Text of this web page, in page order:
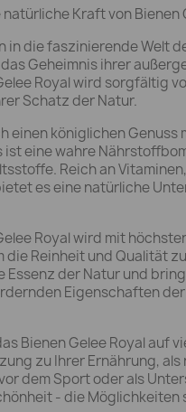
natürliche Kraft von Bienen
in die faszinierende Welt
Geheimnis ihrer
Royal wird sorgfältig
Schatz der Natur.
einen königlichen Genuss
ist eine wahre
Reich an
es eine natürliche
Royal wird mit
die Reinheit und Qualität
Essenz der Natur und
Eigenschaften
Bienen Gelee Royal auf
zu Ihrer Ernährung,
dem Sport oder als
- die Möglichkeiten